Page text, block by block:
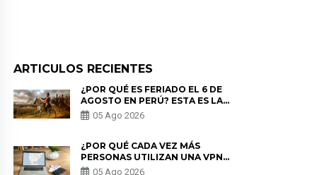
ARTICULOS RECIENTES
¿POR QUÉ ES FERIADO EL 6 DE
AGOSTO EN PERÚ? ESTA ES LA
HISTORIA
05 Ago 2026
¿POR QUÉ CADA VEZ MÁS
PERSONAS UTILIZAN UNA VPN
PARA PROTEGER SU
05 Ago 2026